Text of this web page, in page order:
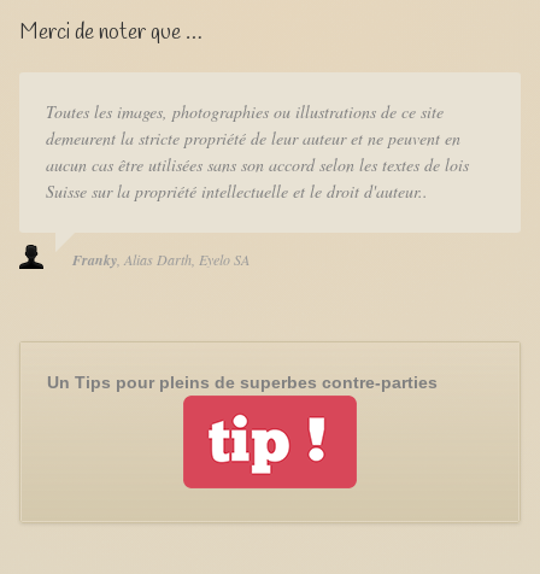
Merci de noter que …
Toutes les images, photographies ou illustrations de ce site
demeurent la stricte propriété de leur auteur et ne peuvent en
aucun cas être utilisées sans son accord selon les textes de lois
Suisse sur la propriété intellectuelle et le droit d'auteur..
Franky Alias Darth Eyelo SA
Un Tips pour pleins de superbes contre-parties